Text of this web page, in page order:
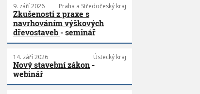
9. září 2026 Praha a Středočeský kraj
Zkušenosti z praxe s
navrhováním výškových
dřevostaveb - seminář
14. září 2026 Ústecký kraj
Nový stavební zákon -
webinář